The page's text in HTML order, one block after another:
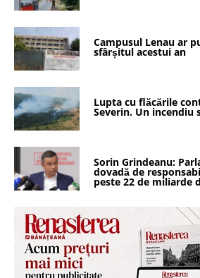
Campusul Lenau ar
sfârșitul acestui an
Lupta cu flăcările
Severin. Un incendiu
Sorin Grindeanu:
dovadă de
peste 22 de miliarde